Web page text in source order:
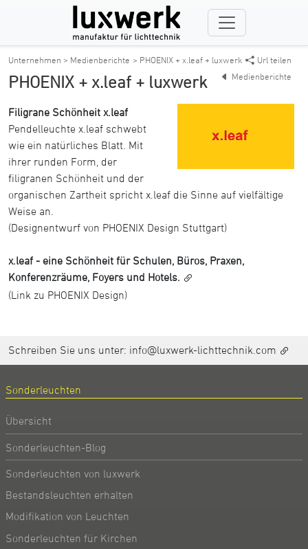
Unternehmen > Medienberichte > PHOENIX + x.leaf + luxwerk
Url teilen
Medienberichte
PHOENIX + x.leaf + luxwerk
Filigrane Schönheit x.leaf
Pendelleuchte x.leaf schwebt
wie ein natürliches Blatt. Mit
ihrer runden Form, der
filigranen Schönheit und der
organischen Zartheit spricht x.leaf die Sinne auf vielfältige
Weise an.
(Designentwurf von PHOENIX Design Stuttgart)
x.leaf - eine Schönheit für Schulen, Büros, Praxen,
Konferenzräume, Foyers und Hotels.
(Link zu PHOENIX Design)
Schreiben Sie uns unter: info@luxwerk-lichttechnik.com
Sonderleuchten
Übersicht
Sonderleuchten-Blog
Sonderleuchten von luxwerk
Bestandsleuchten erhalten
Modifikation von Leuchten
Sonderleuchten für Kirchen